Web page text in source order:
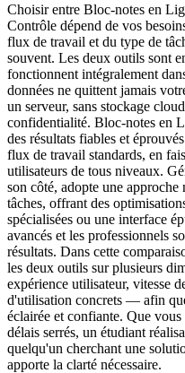
Choisir entre Bloc-notes en
Contrôle dépend de vos
flux de travail et du type de
souvent. Les deux outils sont
fonctionnent intégralement
données ne quittent jamais
un serveur, sans stockage
confidentialité. Bloc-notes en
des résultats fiables et
flux de travail standards, en
utilisateurs de tous niveaux.
son côté, adopte une
tâches, offrant des
spécialisées ou une interface
avancés et les professionnels
résultats. Dans cette
les deux outils sur plusieurs
expérience utilisateur, vitesse
d'utilisation concrets — afin
éclairée et confiante. Que
délais serrés, un étudiant
quelqu'un cherchant une
apporte la clarté nécessaire.